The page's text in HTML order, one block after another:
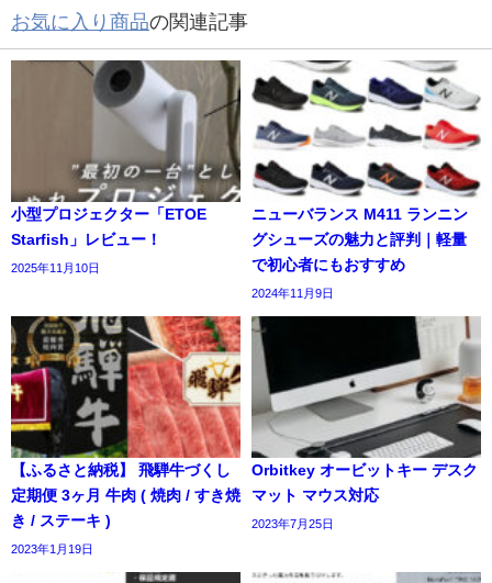
お気に入り商品の関連記事
小型プロジェクター「ETOE
Starfish」レビュー！
2025年11月10日
ニューバランス M411 ランニン
グシューズの魅力と評判｜軽量
で初心者にもおすすめ
2024年11月9日
【ふるさと納税】 飛騨牛づくし
定期便 3ヶ月 牛肉 ( 焼肉 / すき焼
き / ステーキ )
2023年1月19日
Orbitkey オービットキー デスク
マット マウス対応
2023年7月25日